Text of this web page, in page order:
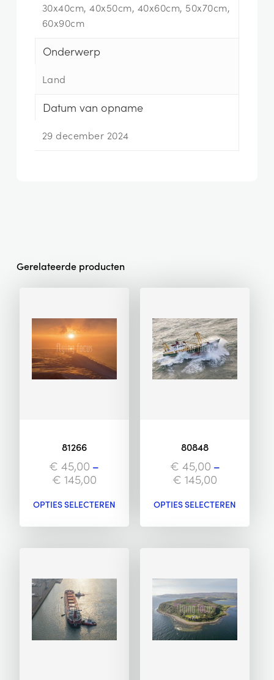
30x40cm, 40x50cm, 40x60cm, 50x70cm,
60x90cm
Onderwerp
Land
Datum van opname
29 december 2024
Gerelateerde producten
81266
€ 45,00 –
€ 145,00
OPTIES SELECTEREN
80848
€ 45,00 –
€ 145,00
OPTIES SELECTEREN